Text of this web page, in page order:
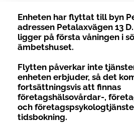
Enheten har flyttat till byn
adressen Petalaxvägen 13
ligger på första våningen i
ämbetshuset.
Flytten påverkar inte
enheten erbjuder, så det
fortsättningsvis att finnas
företagshälsovårdar-,
och
tidsbokning.